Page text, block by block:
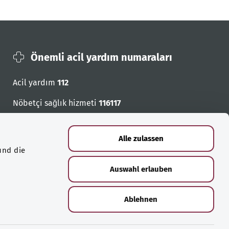
die
Alle zulassen
Auswahl erlauben
Ablehnen
Önemli acil yardım numaraları
Acil yardım 112
Nöbetçi sağlık hizmeti 116117
Acil cagri numaralari